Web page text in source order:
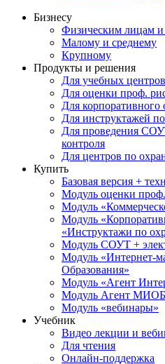
Бизнесу
Физическим лицам и
Малому и среднему
Крупному
Продукты и решения
Для учебных центров
Для оценки проф.
Для корпоративного
Для инструктажей
Для проведения
контроля
Для центров по
Купить
Базовая версия +
Модуль оценки
Модуль
Модуль
«Инструктажи по
Модуль СОУТ +
Модуль «Интернет-
Образования»
Модуль «Агент
Модуль Агент
Модуль «вебинары»
Учебник
Видео лекции и
Для чтения
Онлайн-поддержка